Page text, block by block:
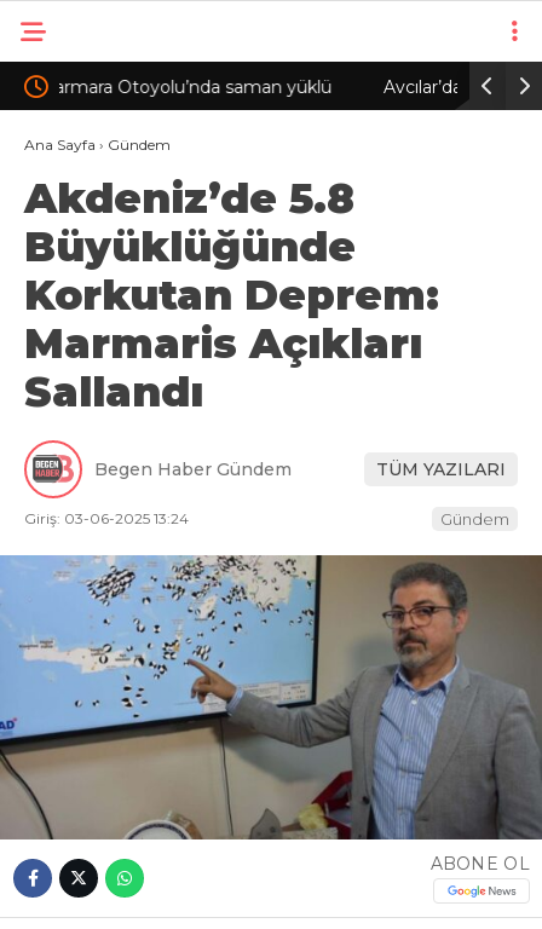
Avcılar’da balık tutarken denize düşen kişi
hayatını kaybetti
Ana Sayfa › Gündem
Akdeniz’de 5.8
Büyüklüğünde
Korkutan Deprem:
Marmaris Açıkları
Sallandı
Begen Haber Gündem TÜM YAZILARI
Giriş: 03-06-2025 13:24 Gündem
ABONE OL